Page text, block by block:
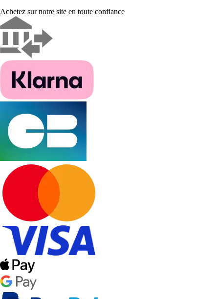
Achetez sur notre site en toute confiance